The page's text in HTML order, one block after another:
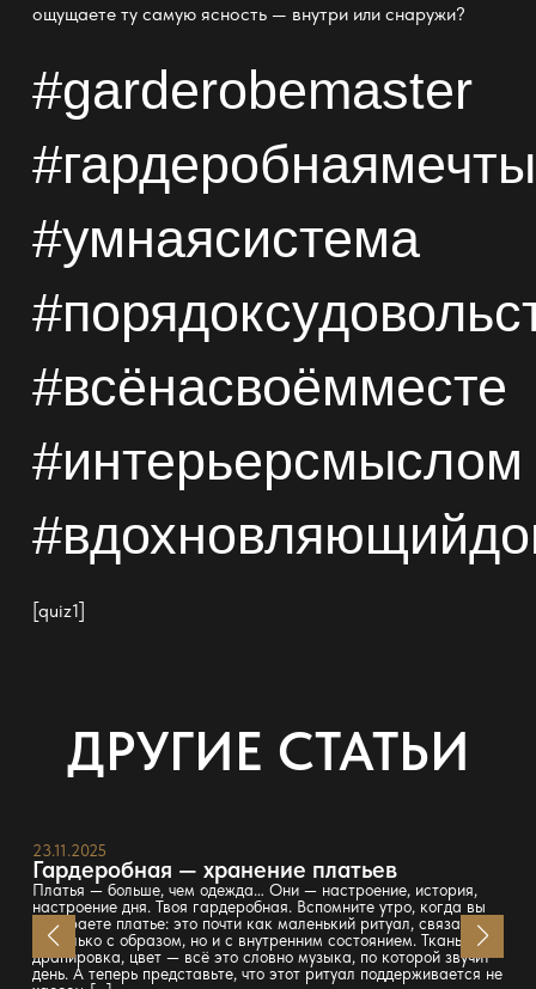
ощущаете ту самую ясность — внутри или снаружи?
#garderobemaster
#гардеробнаямечты
#умнаясистема
#всёнасвоёмместе
#интерьерсмыслом
[quiz1]
ДРУГИЕ СТАТЬИ
23.11.2025
Гардеробная — хранение платьев
Платья — больше, чем одежда… Они — настроение, история,
настроение дня. Твоя гардеробная. Вспомните утро, когда вы
выбираете платье: это почти как маленький ритуал, связанный
не только с образом, но и с внутренним состоянием. Ткань,
драпировка, цвет — всё это словно музыка, по которой звучит
день. А теперь представьте, что этот ритуал поддерживается не